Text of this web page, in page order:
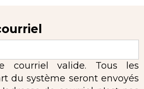
courriel valide. Tous les
du système seront envoyés